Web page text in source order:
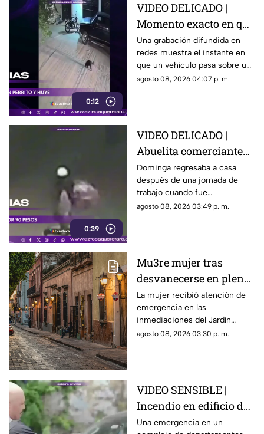
0:12
VIDEO DELICADO |
Momento exacto en que
camioneta atropella a
un perro y conductor
escapa
Una grabación difundida en
redes muestra el instante en
que un vehículo pasa sobre un
perro y continúa su camino sin
agosto 08, 2026 04:07 p. m.
0:39
VIDEO DELICADO |
Abuelita comerciante
es as3sin4da en Puebla
por 90 pesos
Dominga regresaba a casa
después de una jornada de
trabajo cuando fue
interceptada por un hombre
agosto 08, 2026 03:49 p. m.
Mu3re mujer tras
desvanecerse en plena
vía pública en el Centro
Histórico de Querétaro
La mujer recibió atención de
emergencia en las
inmediaciones del Jardín
Corregidora, pero los
agosto 08, 2026 03:30 p. m.
VIDEO SENSIBLE |
Incendio en edificio de
Nueva York deja un
Una emergencia en un